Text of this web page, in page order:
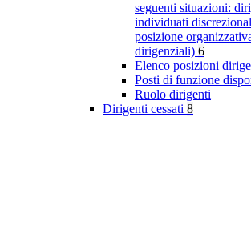
seguenti situazioni:
individuati
posizione
dirigenziali) 6
Elenco posizioni
Posti di funzione
Ruolo dirigenti
Dirigenti cessati 8